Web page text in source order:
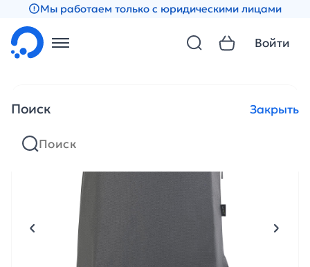
Мы работаем только с юридическими лицами
Поиск Закрыть
Войти